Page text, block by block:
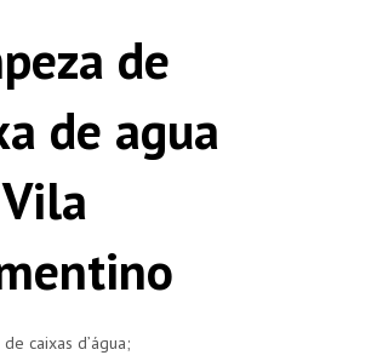
de
de agua
caixas d’água;